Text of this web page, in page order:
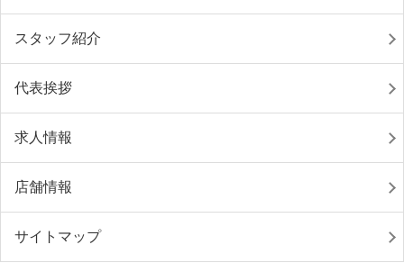
スタッフ紹介
代表挨拶
求人情報
店舗情報
サイトマップ